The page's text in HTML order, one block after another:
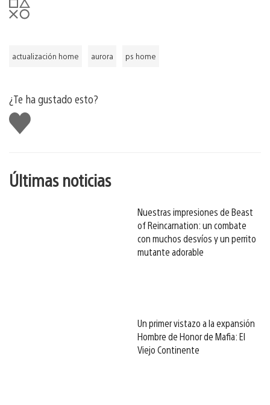
actualización home aurora ps home
¿Te ha gustado esto?
Me
gusta
Últimas noticias
Nuestras impresiones de Beast
of Reincarnation: un combate
con muchos desvíos y un perrito
mutante adorable
Un primer vistazo a la expansión
Hombre de Honor de Mafia: El
Viejo Continente